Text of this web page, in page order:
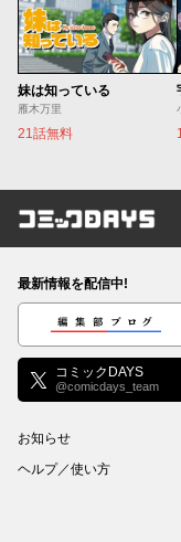
妹は知っている
雁木万里
21話無料
コミック
最新情報を配信中!
編集部ブログ
コミックDAYS
@comicdays_team
お知らせ
ヘルプ／使い方